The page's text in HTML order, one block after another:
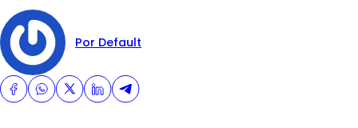
Por Default